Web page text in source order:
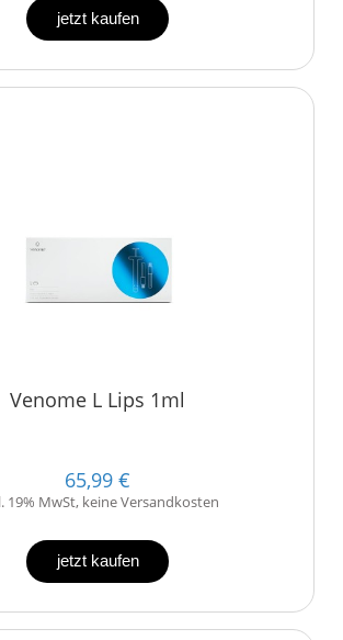
jetzt kaufen
Venome L Lips 1ml
65,99 €
19% MwSt, keine Versandkosten
jetzt kaufen